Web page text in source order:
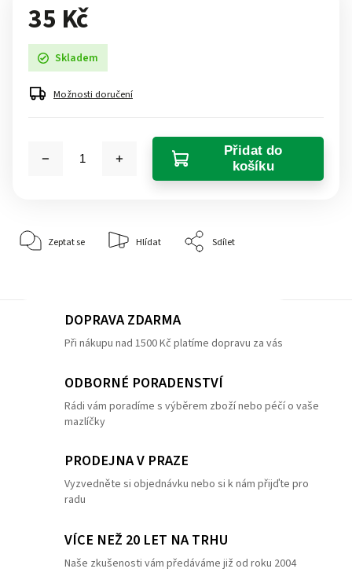
35 Kč
Skladem
Možnosti doručení
Přidat do
košíku
Zeptat se Hlídat Sdílet
DOPRAVA ZDARMA
Při nákupu nad 1500 Kč platíme dopravu za vás
ODBORNÉ PORADENSTVÍ
Rádi vám poradíme s výběrem zboží nebo péčí o vaše
mazlíčky
PRODEJNA V PRAZE
Vyzvedněte si objednávku nebo si k nám přijďte pro
radu
VÍCE NEŽ 20 LET NA TRHU
Naše zkušenosti vám předáváme již od roku 2004